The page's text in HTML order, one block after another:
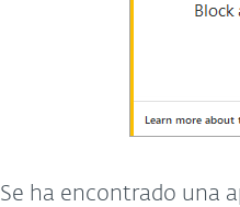
Se ha encontrado una